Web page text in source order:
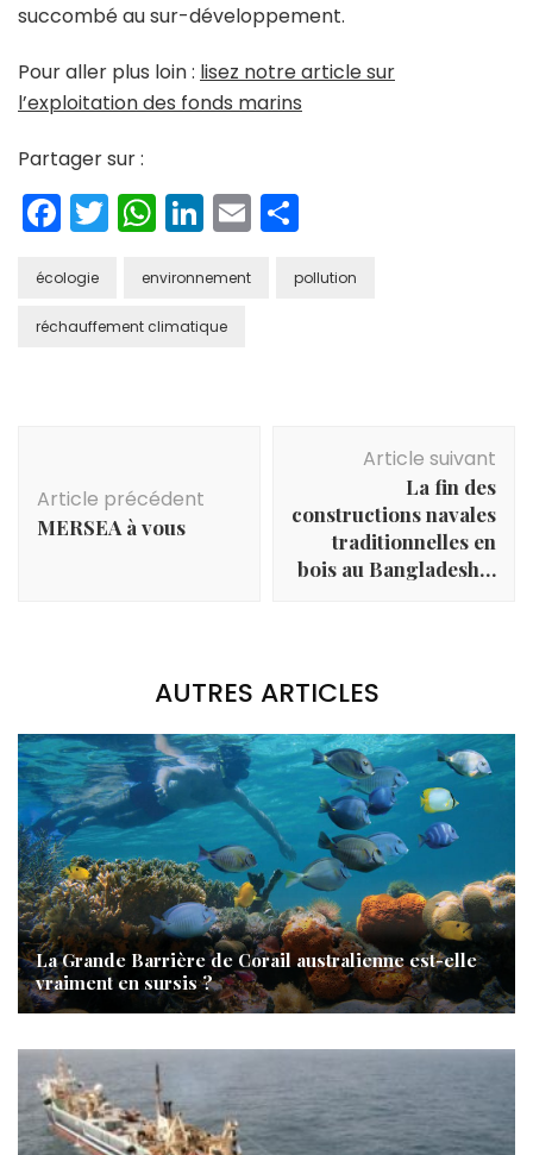
succombé au sur-développement.
Pour aller plus loin : lisez notre article sur
l’exploitation des fonds marins
Partager sur :
Facebook
Twitter
WhatsApp
LinkedIn
Email
écologie environnement pollution
réchauffement climatique
Article précédent
MERSEA à vous
Article suivant
La fin des
constructions navales
traditionnelles en
bois au Bangladesh…
AUTRES ARTICLES
La Grande Barrière de Corail australienne est-elle
vraiment en sursis ?